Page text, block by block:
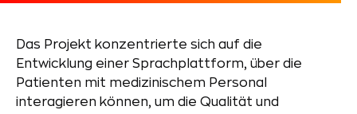
Das Projekt konzentrierte sich auf die
Entwicklung einer Sprachplattform, über die
Patienten mit medizinischem Personal
interagieren können, um die Qualität und